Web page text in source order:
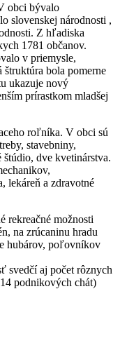
obci bývalo
slovenskej národnosti ,
Z hľadiska
1781 občanov.
v priemysle,
bola pomerne
ukazuje nový
prírastkom mladšej
roľníka. V obci sú
stavebniny,
dve kvetinárstva.
lekáreň a zdravotné
rekreačné možnosti
na zrúcaninu hradu
hubárov, poľovníkov
svedčí aj počet rôznych
podnikových chát)